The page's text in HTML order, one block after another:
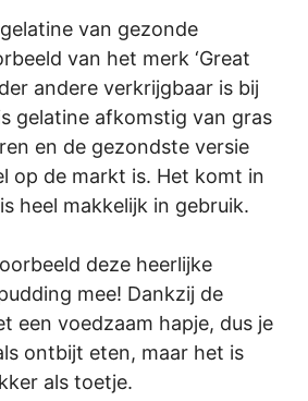
van gezonde
van het merk ‘Great
andere verkrijgbaar is bij
gelatine afkomstig van gras
en de gezondste versie
op de markt is. Het komt in
heel makkelijk in gebruik.
deze heerlijke
mee! Dankzij de
een voedzaam hapje, dus je
ontbijt eten, maar het is
als toetje.